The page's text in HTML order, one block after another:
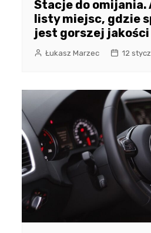
Stacje do
listy miejsc, gdzie
jest gorszej
Łukasz Marzec 12